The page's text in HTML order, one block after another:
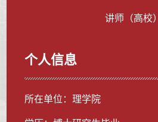
讲师（高校）
个人信息
所在单位：理学院